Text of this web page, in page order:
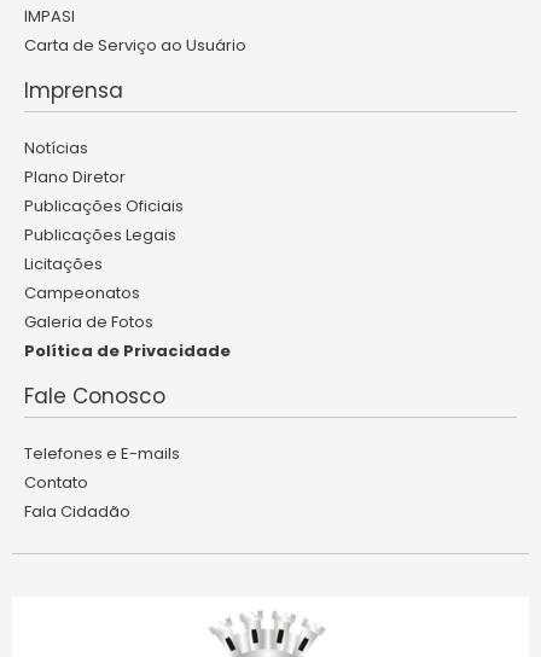
IMPASI
Carta de Serviço ao Usuário
Imprensa
Notícias
Plano Diretor
Publicações Oficiais
Publicações Legais
Licitações
Campeonatos
Galeria de Fotos
Política de Privacidade
Fale Conosco
Telefones e E-mails
Contato
Fala Cidadão